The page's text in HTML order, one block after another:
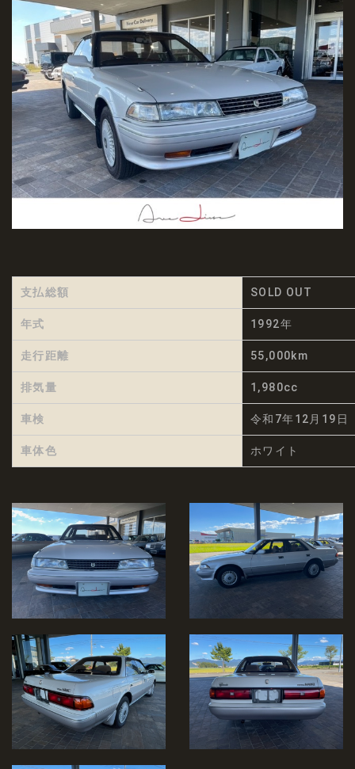
支払総額 SOLD OUT
年式 1992年
走行距離 55,000km
排気量 1,980cc
車検 令和7年12月19日
車体色 ホワイト